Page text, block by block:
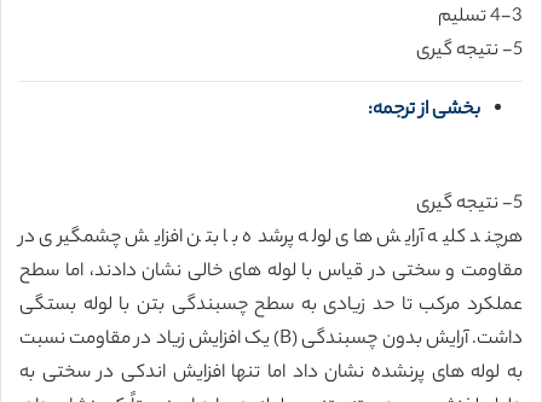
4-3 تسلیم
5- نتیجه گیری
بخشی از ترجمه:
5- نتیجه گیری
هرچند کلیه آرایش های لوله پرشده با بتن افزایش چشمگیری در
مقاومت و سختی در قیاس با لوله های خالی نشان دادند، اما سطح
عملکرد مرکب تا حد زیادی به سطح چسبندگی بتن با لوله بستگی
داشت. آرایش بدون چسبندگی (B) یک افزایش زیاد در مقاومت نسبت
به لوله های پرنشده نشان داد اما تنها افزایش اندکی در سختی به